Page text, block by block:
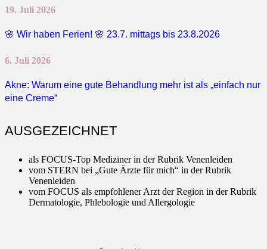
19. Juli 2026
🌸 Wir haben Ferien! 🌸 23.7. mittags bis 23.8.2026
6. Juli 2026
Akne: Warum eine gute Behandlung mehr ist als „einfach nur
eine Creme“
AUSGEZEICHNET
als FOCUS-Top Mediziner in der Rubrik Venenleiden
vom STERN bei „Gute Ärzte für mich“ in der Rubrik
Venenleiden
vom FOCUS als empfohlener Arzt der Region in der Rubrik
Dermatologie, Phlebologie und Allergologie